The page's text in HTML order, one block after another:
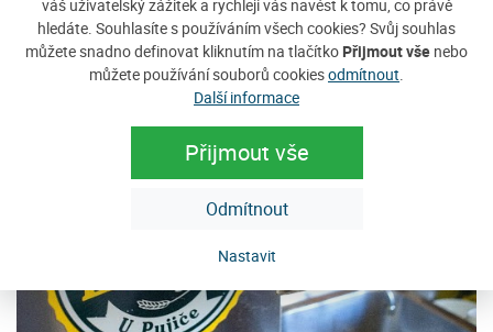
váš uživatelský zážitek a rychleji vás navést k tomu, co právě
hledáte. Souhlasíte s používáním všech cookies? Svůj souhlas
můžete snadno definovat kliknutím na tlačítko Přijmout vše nebo
můžete používání souborů cookiesodmítnout.
Další informace
Přijmout vše
Odmítnout
Nastavit
V roce 2016, v centru Kašperských Hor,
pouze několik desitek metru od
budovy původního pivovaru, byl...
Zobrazit detaily